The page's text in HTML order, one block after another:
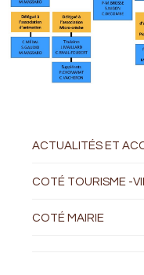
ACTUALITÉS ET
COTÉ TOURISME -
COTÉ MAIRIE